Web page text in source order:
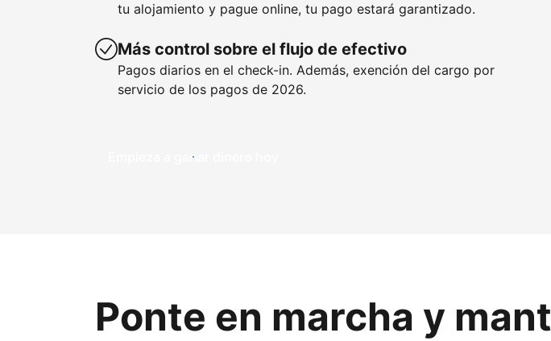
tu alojamiento y pague online, tu pago estará garantizado.
Más control sobre el flujo de efectivo
Pagos diarios en el check-in. Además, exención del cargo por
servicio de los pagos de 2026.
Empieza a ganar dinero hoy
Ponte en marcha y